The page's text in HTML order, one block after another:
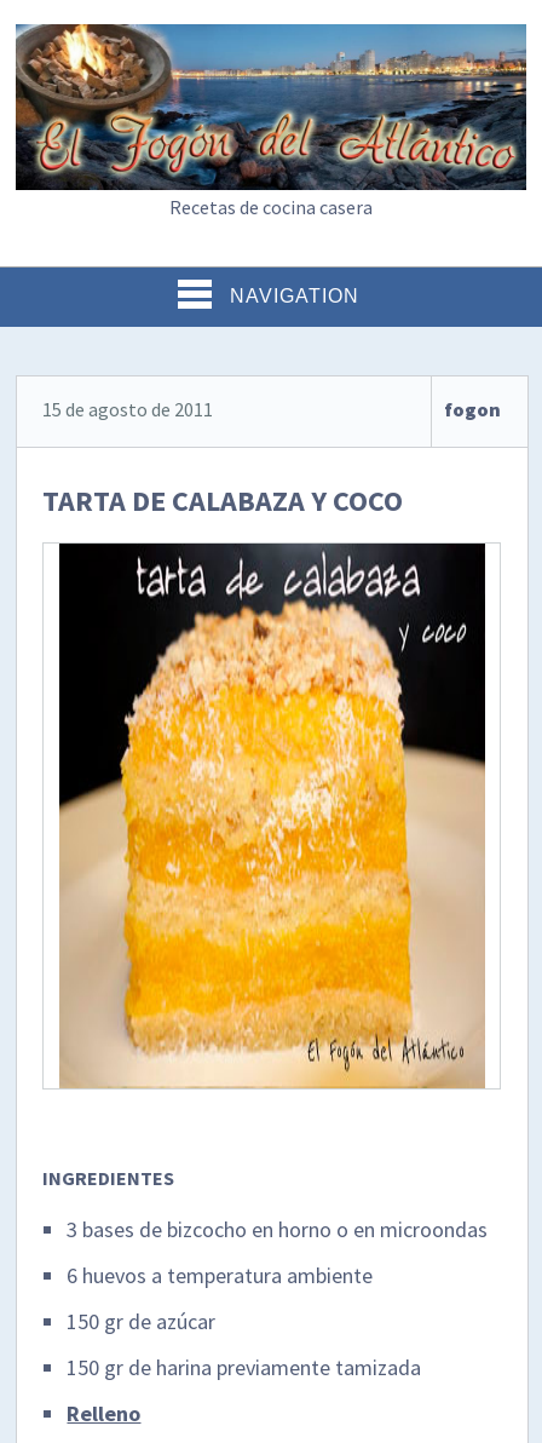
Recetas de cocina casera
NAVIGATION
15 de agosto de 2011 fogon
TARTA DE CALABAZA Y COCO
INGREDIENTES
3 bases de bizcocho en horno o en microondas
6 huevos a temperatura ambiente
150 gr de azúcar
150 gr de harina previamente tamizada
Relleno